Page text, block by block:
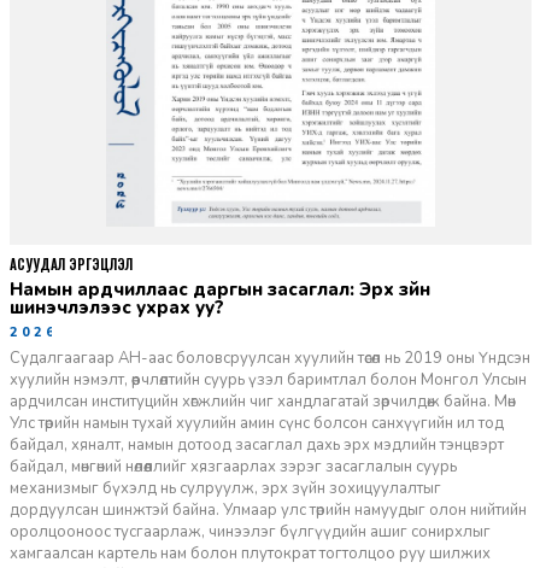
Намын ардчиллаас даргын засаглал: Эрх зүйн
шинэчлэлээс ухрах уу?
2026-07-08
Судалгаагаар АН-аас боловсруулсан хуулийн төсөл нь 2019 оны Үндсэн
хуулийн нэмэлт, өөрчлөлтийн суурь үзэл баримтлал болон Монгол Улсын
ардчилсан институцийн хөгжлийн чиг хандлагатай зөрчилдөж байна. Мөн
Улс төрийн намын тухай хуулийн амин сүнс болсон санхүүгийн ил тод
байдал, хяналт, намын дотоод засаглал дахь эрх мэдлийн тэнцвэрт
байдал, мөнгөний нөлөөллийг хязгаарлах зэрэг засаглалын суурь
механизмыг бүхэлд нь сулруулж, эрх зүйн зохицуулалтыг
дордуулсан шинжтэй байна. Улмаар улс төрийн намуудыг олон нийтийн
оролцооноос тусгаарлаж, чинээлэг бүлгүүдийн ашиг сонирхлыг
хамгаалсан картель нам болон плутократ тогтолцоо руу шилжих
АСУУДАЛ ЭРГЭЦҮҮЛЭЛ